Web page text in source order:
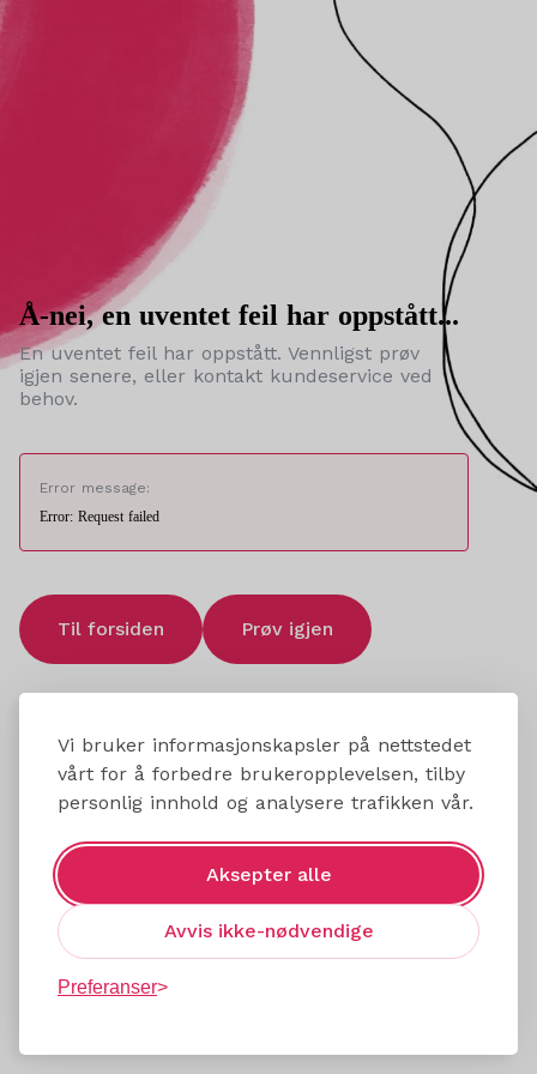
Vi bruker informasjonskapsler på nettstedet
vårt for å forbedre brukeropplevelsen, tilby
personlig innhold og analysere trafikken vår.
Aksepter alle
Avvis ikke-nødvendige
Preferanser
Å-nei, en uventet feil har oppstått...
En uventet feil har oppstått. Vennligst prøv
igjen senere, eller kontakt kundeservice ved
behov.
Error message:
Error: Request failed
Til forsiden Prøv igjen